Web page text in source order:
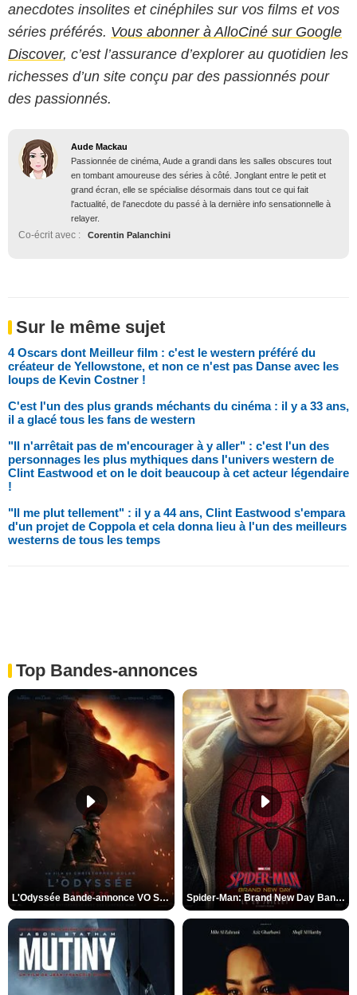
anecdotes insolites et cinéphiles sur vos films et vos
séries préférés. Vous abonner à AlloCiné sur Google
Discover, c’est l’assurance d’explorer au quotidien les
richesses d’un site conçu par des passionnés pour
des passionnés.
Aude Mackau
Passionnée de cinéma, Aude a grandi dans les salles obscures tout
en tombant amoureuse des séries à côté. Jonglant entre le petit et
grand écran, elle se spécialise désormais dans tout ce qui fait
l'actualité, de l'anecdote du passé à la dernière info sensationnelle à
relayer.
Co-écrit avec : Corentin Palanchini
Sur le même sujet
4 Oscars dont Meilleur film : c'est le western préféré du
créateur de Yellowstone, et non ce n'est pas Danse avec les
loups de Kevin Costner !
C'est l'un des plus grands méchants du cinéma : il y a 33 ans,
il a glacé tous les fans de western
"Il n'arrêtait pas de m'encourager à y aller" : c'est l'un des
personnages les plus mythiques dans l'univers western de
Clint Eastwood et on le doit beaucoup à cet acteur légendaire
!
"Il me plut tellement" : il y a 44 ans, Clint Eastwood s'empara
d'un projet de Coppola et cela donna lieu à l'un des meilleurs
westerns de tous les temps
Top Bandes-annonces
L'Odyssée Bande-annonce VO STFR Spider-Man: Brand New Day Bande-annonce VO STFR